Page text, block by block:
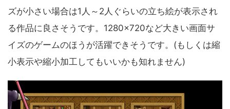
ズが小さい場合は1人～2人ぐらいの立ち絵が表示され
る作品に良さそうです。1280×720など大きい画面サ
イズのゲームのほうが活躍できそうです。(もしくは縮
小表示や縮小加工してもいいかも知れません)